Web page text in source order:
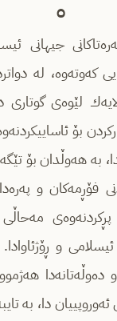
٥
جیهانى
كەوتەوە، لە
لێوەى گوتارى
بۆ
بە هەوڵدان بۆ
فۆڕمەكان و
ئیسلامى و
دەوڵەتانەدا
ئەوروپییان دا، بە